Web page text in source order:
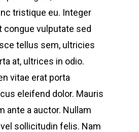
tristique eu. Integer
congue vulputate sed
tellus sem, ultricies
at, ultrices in odio.
vitae erat porta
eleifend dolor. Mauris
ante a auctor. Nullam
sollicitudin felis. Nam